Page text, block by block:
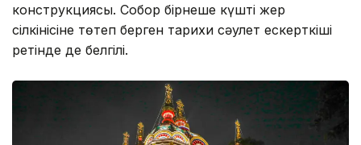
конструкциясы. Собор бірнеше күшті жер
сілкінісіне төтеп берген тарихи сәулет ескерткіші
ретінде де белгілі.